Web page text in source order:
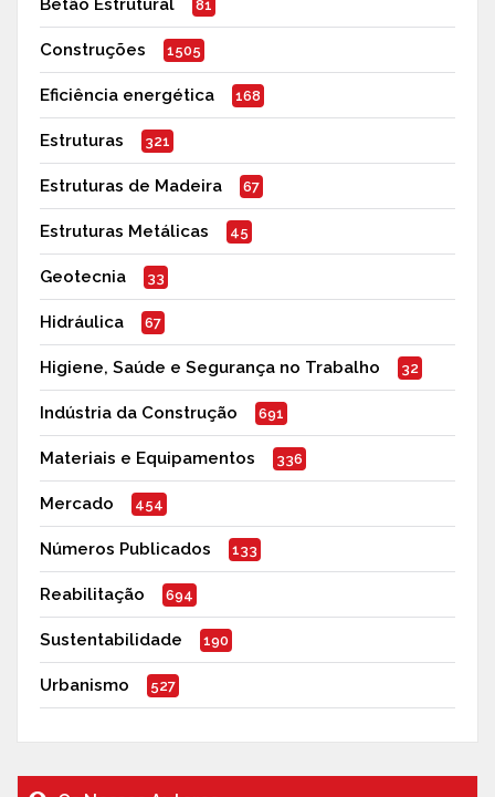
Betão Estrutural 81
Construções 1505
Eficiência energética 168
Estruturas 321
Estruturas de Madeira 67
Estruturas Metálicas 45
Geotecnia 33
Hidráulica 67
Higiene, Saúde e Segurança no Trabalho 32
Indústria da Construção 691
Materiais e Equipamentos 336
Mercado 454
Números Publicados 133
Reabilitação 694
Sustentabilidade 190
Urbanismo 527